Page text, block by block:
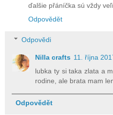
ďalšie přáníčka sú vždy
Odpovědět
Odpovědi
Nilla crafts 11. října
lubka ty si taka zlata a
rodine, ale brata mam
Odpovědět